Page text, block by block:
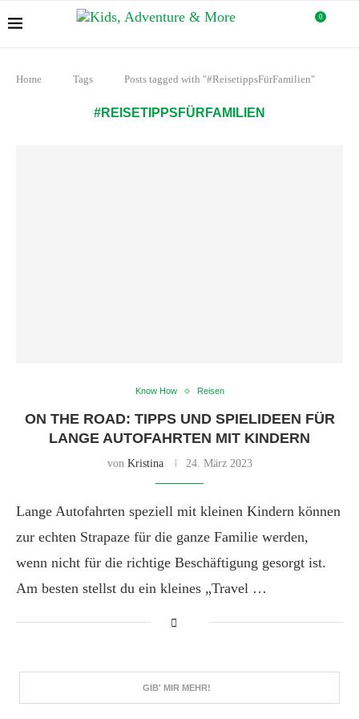
0
Home Tags Posts tagged with "#ReisetippsFürFamilien"
#REISETIPPSFÜRFAMILIEN
Know How Reisen
ON THE ROAD: TIPPS UND SPIELIDEEN FÜR
LANGE AUTOFAHRTEN MIT KINDERN
von Kristina 24. März 2023
Lange Autofahrten speziell mit kleinen Kindern können
zur echten Strapaze für die ganze Familie werden,
wenn nicht für die richtige Beschäftigung gesorgt ist.
Am besten stellst du ein kleines „Travel …
GIB' MIR MEHR!